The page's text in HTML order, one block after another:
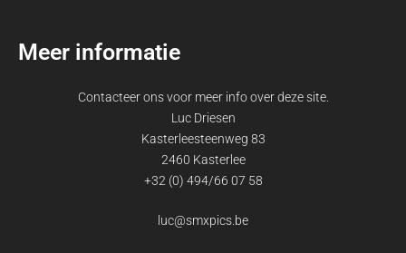
Meer informatie
Contacteer ons voor meer info over deze site.
Luc Driesen
Kasterleesteenweg 83
2460 Kasterlee
+32 (0) 494/66 07 58
luc@smxpics.be